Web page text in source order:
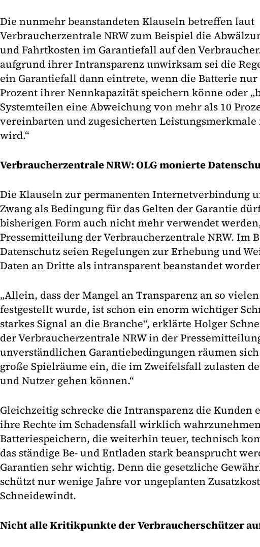
Die nunmehr beanstandeten Klauseln betreffen laut
Verbraucherzentrale NRW zum Beispiel die
und Fahrtkosten im Garantiefall auf den
aufgrund ihrer Intransparenz unwirksam sei die
ein Garantiefall dann eintrete, wenn die Batterie nur
Prozent ihrer Nennkapazität speichern könne oder
Systemteilen eine Abweichung von mehr als 10
vereinbarten und zugesicherten Leistungsmerkmale
wird.“
Verbraucherzentrale NRW: OLG monierte
Die Klauseln zur permanenten Internetverbindung
Zwang als Bedingung für das Gelten der Garantie
bisherigen Form auch nicht mehr verwendet
Pressemitteilung der Verbraucherzentrale NRW. Im
Datenschutz seien Regelungen zur Erhebung und
Daten an Dritte als intransparent beanstandet
„Allein, dass der Mangel an Transparenz an so
festgestellt wurde, ist schon ein enorm wichtiger
starkes Signal an die Branche“, erklärte Holger
der Verbraucherzentrale NRW in der
unverständlichen Garantiebedingungen räumen
große Spielräume ein, die im Zweifelsfall zulasten
und Nutzer gehen können.“
Gleichzeitig schrecke die Intransparenz die Kunden
ihre Rechte im Schadensfall wirklich
Batteriespeichern, die weiterhin teuer, technisch
das ständige Be- und Entladen stark beansprucht
Garantien sehr wichtig. Denn die gesetzliche
schützt nur wenige Jahre vor ungeplanten
Schneidewindt.
Nicht alle Kritikpunkte der Verbraucherschützer